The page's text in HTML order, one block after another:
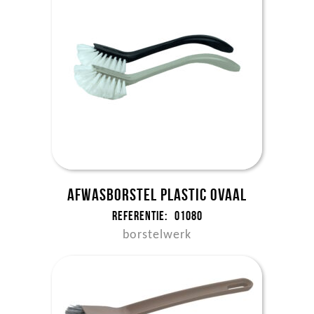
Afwasborstel plastic ovaal
Referentie: 01080
borstelwerk